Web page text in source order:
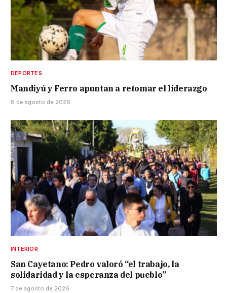
DEPORTES
Mandiyú y Ferro apuntan a retomar el liderazgo
8 de agosto de 2026
INTERIOR
San Cayetano: Pedro valoró “el trabajo, la
solidaridad y la esperanza del pueblo”
7 de agosto de 2026